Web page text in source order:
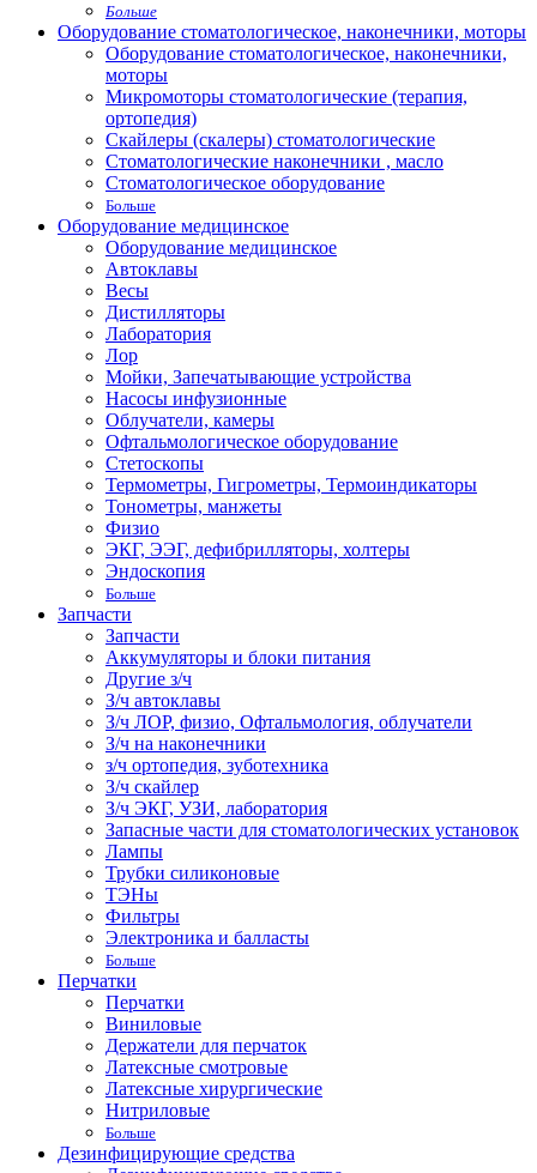
Больше
Оборудование стоматологическое, наконечники, моторы
Оборудование стоматологическое, наконечники,
моторы
Микромоторы стоматологические (терапия,
ортопедия)
Скайлеры (скалеры) стоматологические
Стоматологические наконечники , масло
Стоматологическое оборудование
Больше
Оборудование медицинское
Оборудование медицинское
Автоклавы
Весы
Дистилляторы
Лаборатория
Лор
Мойки, Запечатывающие устройства
Насосы инфузионные
Облучатели, камеры
Офтальмологическое оборудование
Стетоскопы
Термометры, Гигрометры, Термоиндикаторы
Тонометры, манжеты
Физио
ЭКГ, ЭЭГ, дефибрилляторы, холтеры
Эндоскопия
Больше
Запчасти
Запчасти
Аккумуляторы и блоки питания
Другие з/ч
З/ч автоклавы
З/ч ЛОР, физио, Офтальмология, облучатели
З/ч на наконечники
з/ч ортопедия, зуботехника
З/ч скайлер
З/ч ЭКГ, УЗИ, лаборатория
Запасные части для стоматологических установок
Лампы
Трубки силиконовые
ТЭНы
Фильтры
Электроника и балласты
Больше
Перчатки
Перчатки
Виниловые
Держатели для перчаток
Латексные смотровые
Латексные хирургические
Нитриловые
Больше
Дезинфицирующие средства